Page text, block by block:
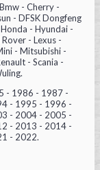
- Cherry -
- DFSK Dongfeng
- Hyundai -
- Lexus -
- Mitsubishi -
- Scania -
- 1986 - 1987 -
- 1995 - 1996 -
- 2004 - 2005 -
- 2013 - 2014 -
- 2022.